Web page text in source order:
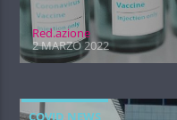
Red.azione
2 MARZO 2022
COVID NEWS